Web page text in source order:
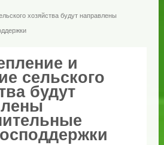
хозяйства будут направлены
и
сельского
будут